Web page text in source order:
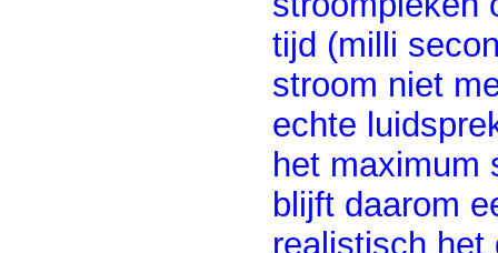
tijd (milli
stroom niet
echte
het maximum
blijft daarom
realistisch het